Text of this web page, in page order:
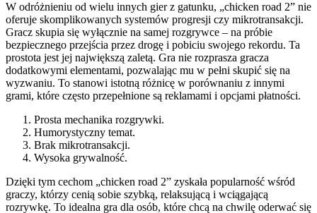
W odróżnieniu od wielu innych gier z gatunku, „chicken road 2” nie
oferuje skomplikowanych systemów progresji czy mikrotransakcji.
Gracz skupia się wyłącznie na samej rozgrywce – na próbie
bezpiecznego przejścia przez drogę i pobiciu swojego rekordu. Ta
prostota jest jej największą zaletą. Gra nie rozprasza gracza
dodatkowymi elementami, pozwalając mu w pełni skupić się na
wyzwaniu. To stanowi istotną różnicę w porównaniu z innymi
grami, które często przepełnione są reklamami i opcjami płatności.
Prosta mechanika rozgrywki.
Humorystyczny temat.
Brak mikrotransakcji.
Wysoka grywalność.
Dzięki tym cechom „chicken road 2” zyskała popularność wśród
graczy, którzy cenią sobie szybką, relaksującą i wciągającą
rozrywkę. To idealna gra dla osób, które chcą na chwilę oderwać się